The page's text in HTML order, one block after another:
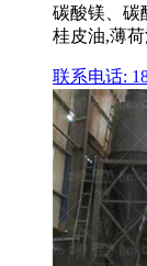
碳酸镁、碳
桂皮油,薄荷
联系电话: